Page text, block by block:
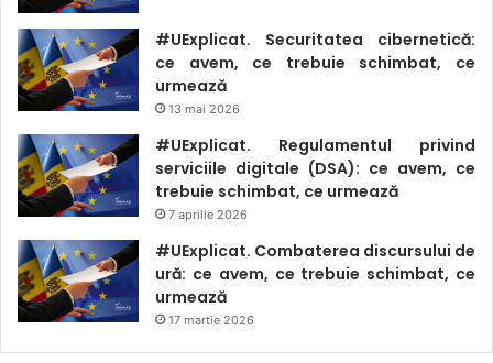
#UExplicat. Securitatea cibernetică:
ce avem, ce trebuie schimbat, ce
urmează
13 mai 2026
#UExplicat. Regulamentul privind
serviciile digitale (DSA): ce avem, ce
trebuie schimbat, ce urmează
7 aprilie 2026
#UExplicat. Combaterea discursului de
ură: ce avem, ce trebuie schimbat, ce
urmează
17 martie 2026